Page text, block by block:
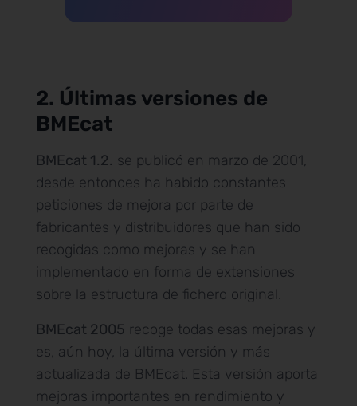
2. Últimas versiones de
BMEcat
BMEcat 1.2. se publicó en marzo de 2001,
desde entonces ha habido constantes
peticiones de mejora por parte de
fabricantes y distribuidores que han sido
recogidas como mejoras y se han
implementado en forma de extensiones
sobre la estructura de fichero original.
BMEcat 2005 recoge todas esas mejoras y
es, aún hoy, la última versión y más
actualizada de BMEcat. Esta versión aporta
mejoras importantes en rendimiento y